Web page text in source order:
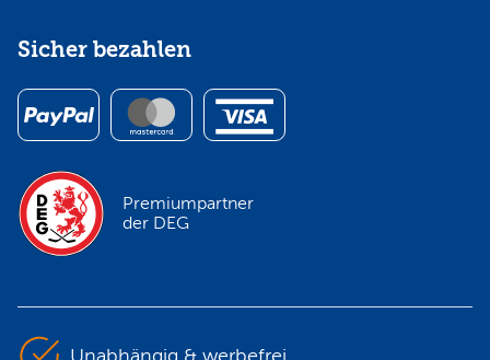
Sicher bezahlen
Premiumpartner
der DEG